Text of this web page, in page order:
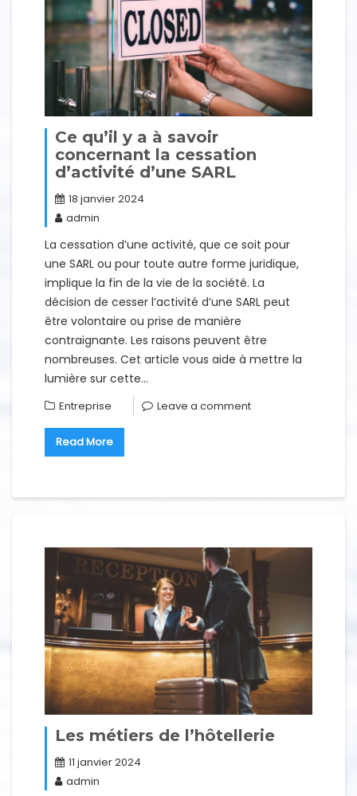
Ce qu’il y a à savoir
concernant la cessation
d’activité d’une SARL
18 janvier 2024
admin
La cessation d’une activité, que ce soit pour
une SARL ou pour toute autre forme juridique,
implique la fin de la vie de la société. La
décision de cesser l’activité d’une SARL peut
être volontaire ou prise de manière
contraignante. Les raisons peuvent être
nombreuses. Cet article vous aide à mettre la
lumière sur cette…
Entreprise Leave a comment
Read More
Les métiers de l’hôtellerie
11 janvier 2024
admin